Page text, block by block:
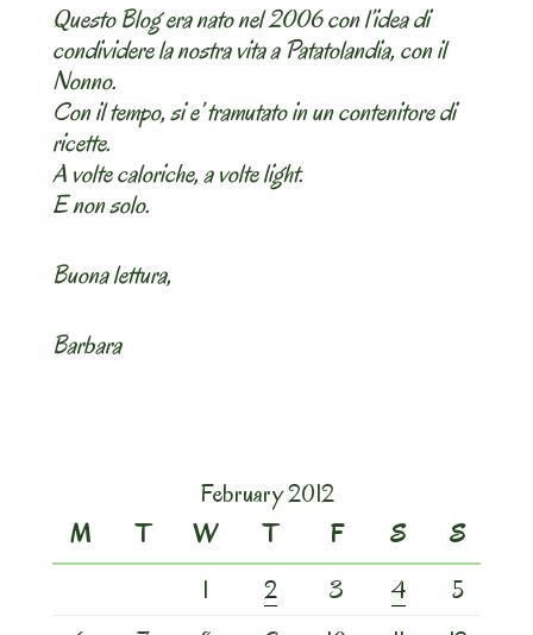
Questo Blog era nato nel 2006 con l’idea di
condividere la nostra vita a Patatolandia, con il
Nonno.
Con il tempo, si e’ tramutato in un contenitore di
ricette.
A volte caloriche, a volte light.
E non solo.
Buona lettura,
Barbara
February 2012
M
T W T F S
S
1
2 3 4
5